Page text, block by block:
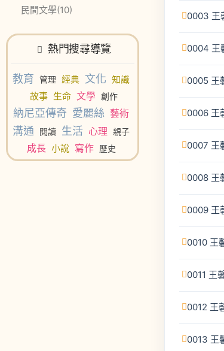
民間文學此分類有
(10)
熱門搜尋導覽
教育 管理 經典 文化 知識
故事 生命 文學 創作
納尼亞傳奇 愛麗絲 藝術
溝通 閱讀 生活 心理 親子
成長 小說 寫作 歷史
0003 王
0004 王
0005 王
0006 王
0007 王
0008 王
0009 王
0010 王
0011 王
0012 王
0013 王